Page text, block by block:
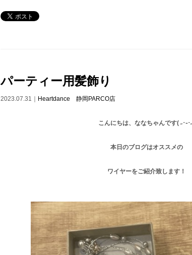
パーティー用髪飾り
2023.07.31｜ Heartdance 静岡PARCO店
こんにちは、ななちゃんです( ˶･֊･
本日のブログはオススメの
ワイヤーをご紹介致します！